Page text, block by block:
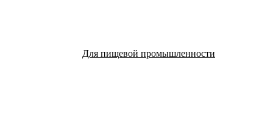
Для пищевой промышленности